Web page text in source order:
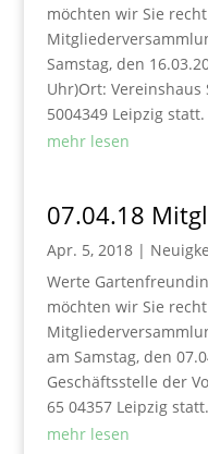
möchten wir Sie
Samstag, den
Uhr)Ort:
5004349 Leipzig
mehr lesen
07.04.18
Apr. 5, 2018|
Werte
möchten wir Sie
am Samstag, den
Geschäftsstelle der
65 04357 Leipzig
mehr lesen